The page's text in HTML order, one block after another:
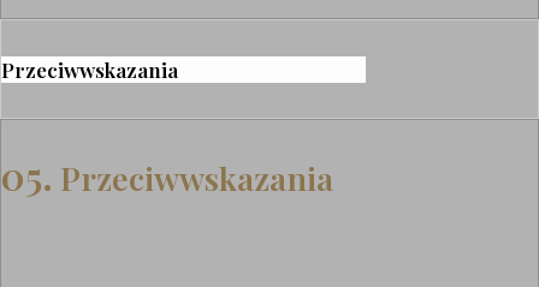
Przeciwwskazania
05. Przeciwwskazania